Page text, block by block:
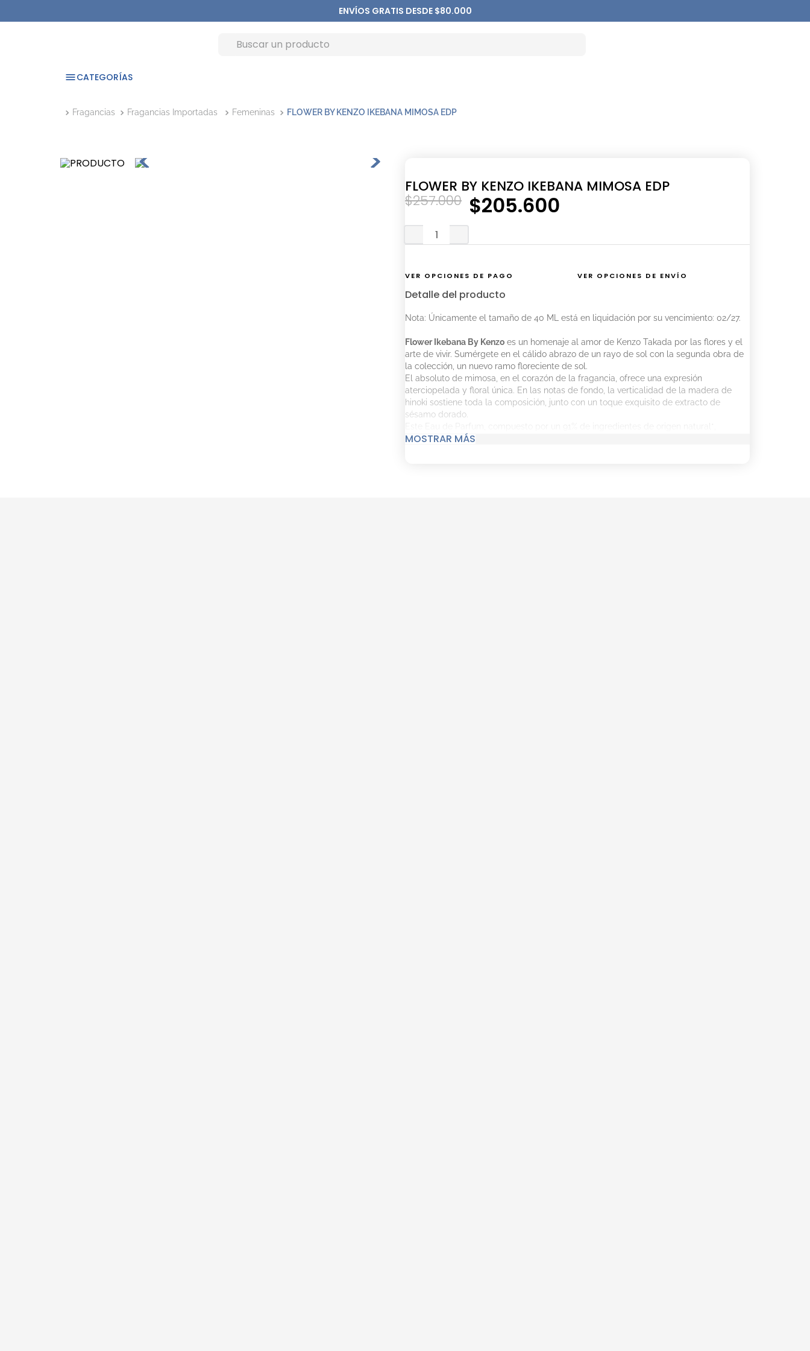
ENVÍOS GRATIS DESDE $80.000
CATEGORÍAS
Fragancias Fragancias Importadas Femeninas FLOWER BY KENZO IKEBANA MIMOSA EDP
FLOWER BY KENZO IKEBANA MIMOSA EDP
$257.000 $205.600
VER OPCIONES DE PAGO VER OPCIONES DE ENVÍO
Detalle del producto
Nota: Únicamente el tamaño de 40 ML está en liquidación por su vencimiento: 02/27.
Flower Ikebana By Kenzo es un homenaje al amor de Kenzo Takada por las flores y el
arte de vivir. Sumérgete en el cálido abrazo de un rayo de sol con la segunda obra de
la colección, un nuevo ramo floreciente de sol.
El absoluto de mimosa, en el corazón de la fragancia, ofrece una expresión
aterciopelada y floral única. En las notas de fondo, la verticalidad de la madera de
hinoki sostiene toda la composición, junto con un toque exquisito de extracto de
sésamo dorado.
combina la más alta calidad de la mimosa con materias primas excepcionales.
MOSTRAR MÁS